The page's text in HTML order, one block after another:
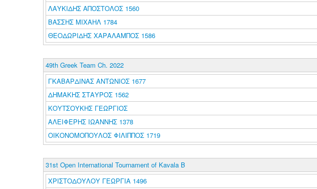
ΛΑΥΚΙΔΗΣ ΑΠΟΣΤΟΛΟΣ 1560
ΒΑΣΣΗΣ ΜΙΧΑΗΛ 1784
ΘΕΟΔΩΡΙΔΗΣ ΧΑΡΑΛΑΜΠΟΣ 1586
49th Greek Team Ch. 2022
ΓΚΑΒΑΡΔΙΝΑΣ ΑΝΤΩΝΙΟΣ 1677
ΔΗΜΑΚΗΣ ΣΤΑΥΡΟΣ 1562
ΚΟΥΤΣΟΥΚΗΣ ΓΕΩΡΓΙΟΣ
ΑΛΕΙΦΕΡΗΣ ΙΩΑΝΝΗΣ 1378
ΟΙΚΟΝΟΜΟΠΟΥΛΟΣ ΦΙΛΙΠΠΟΣ 1719
31st Open International Tournament of Kavala B
ΧΡΙΣΤΟΔΟΥΛΟΥ ΓΕΩΡΓΙΑ 1496